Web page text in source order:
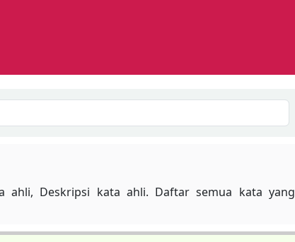
ahli, Deskripsi kata ahli. Daftar semua kata yang